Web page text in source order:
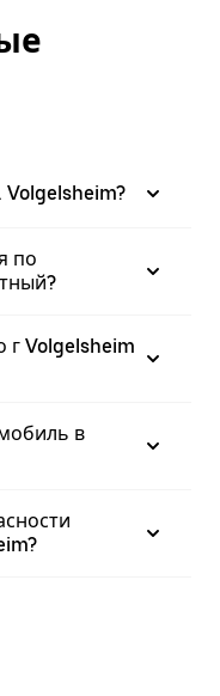
Volgelsheim?
по
Volgelsheim
в